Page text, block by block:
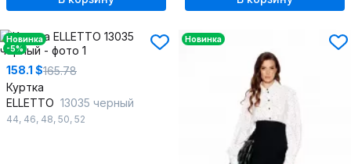
Новинка
-5%
158.1 $165.78
Куртка
ELLETTO 13035 черный
44, 46, 48, 50, 52
Новинка